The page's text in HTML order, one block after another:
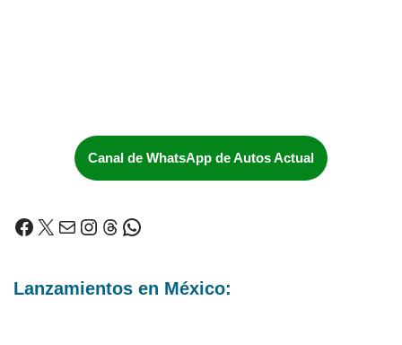
Canal de WhatsApp de Autos Actual
Lanzamientos en México: